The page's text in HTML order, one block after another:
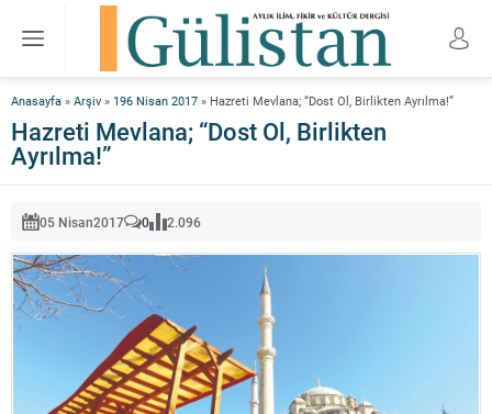
Anasayfa » Arşiv » 196 Nisan 2017 » Hazreti Mevlana; “Dost Ol, Birlikten Ayrılma!”
Hazreti Mevlana; “Dost Ol, Birlikten
Ayrılma!”
05 Nisan2017 0 2.096